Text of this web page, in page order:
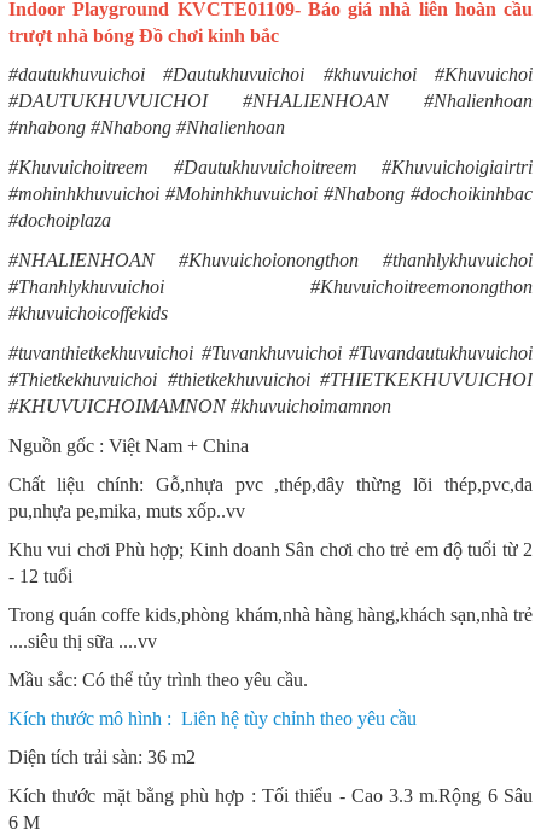
Indoor Playground KVCTE01109- Báo giá nhà liên hoàn cầu
trượt nhà bóng Đồ chơi kinh bắc
#dautukhuvuichoi #Dautukhuvuichoi #khuvuichoi #Khuvuichoi
#DAUTUKHUVUICHOI #NHALIENHOAN #Nhalienhoan
#nhabong #Nhabong #Nhalienhoan
#Khuvuichoitreem #Dautukhuvuichoitreem #Khuvuichoigiairtri
#mohinhkhuvuichoi #Mohinhkhuvuichoi #Nhabong #dochoikinhbac
#dochoiplaza
#NHALIENHOAN #Khuvuichoionongthon #thanhlykhuvuichoi
#Thanhlykhuvuichoi #Khuvuichoitreemonongthon
#khuvuichoicoffekids
#tuvanthietkekhuvuichoi #Tuvankhuvuichoi #Tuvandautukhuvuichoi
#Thietkekhuvuichoi #thietkekhuvuichoi #THIETKEKHUVUICHOI
#KHUVUICHOIMAMNON #khuvuichoimamnon
Nguồn gốc : Việt Nam + China
Chất liệu chính: Gỗ,nhựa pvc ,thép,dây thừng lõi thép,pvc,da
pu,nhựa pe,mika, muts xốp..vv
Khu vui chơi Phù hợp; Kinh doanh Sân chơi cho trẻ em độ tuổi từ 2
- 12 tuổi
Trong quán coffe kids,phòng khám,nhà hàng hàng,khách sạn,nhà trẻ
....siêu thị sữa ....vv
Mầu sắc: Có thể tủy trình theo yêu cầu.
Kích thước mô hình : Liên hệ tùy chỉnh theo yêu cầu
Diện tích trải sàn: 36 m2
Kích thước mặt bằng phù hợp : Tối thiểu - Cao 3.3 m.Rộng 6 Sâu
6 M